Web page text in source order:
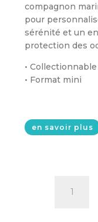
compagnon
pour
sérénité et un
protection des
• Collectionnable
• Format mini
en savoir plus